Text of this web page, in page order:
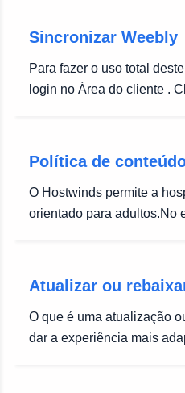
equipe de profissionais
meio de um ticket de
Sincronizar Weebly
Para fazer o uso total
login no Área do cliente .
com seus domínios no
Política de
O Hostwinds permite a
orientado para adultos.No
Qualquer material que é
Atualizar ou
O que é uma atualização
dar a experiência mais